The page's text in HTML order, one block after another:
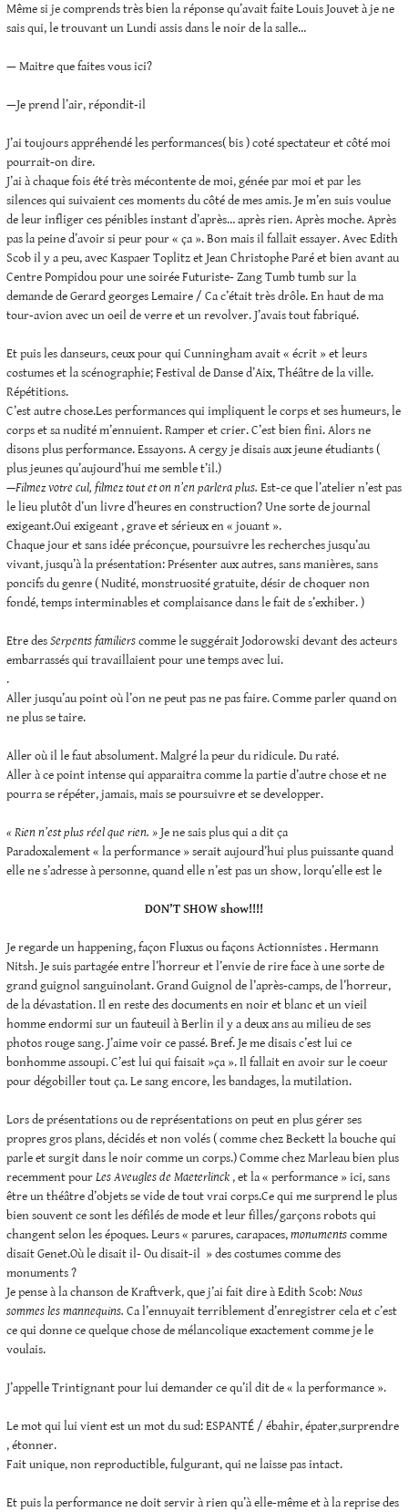
Même si je comprends très bien la réponse qu’avait faite Louis Jouvet à je ne
sais qui, le trouvant un Lundi assis dans le noir de la salle…
— Maitre que faites vous ici?
—Je prend l’air, répondit-il
J’ai toujours appréhendé les performances( bis ) coté spectateur et côté moi
pourrait-on dire.
J’ai à chaque fois été très mécontente de moi, génée par moi et par les
silences qui suivaient ces moments du côté de mes amis. Je m’en suis voulue
de leur infliger ces pénibles instant d’après… après rien. Après moche. Après
pas la peine d’avoir si peur pour « ça ». Bon mais il fallait essayer. Avec Edith
Scob il y a peu, avec Kaspaer Toplitz et Jean Christophe Paré et bien avant au
Centre Pompidou pour une soirée Futuriste- Zang Tumb tumb sur la
demande de Gerard georges Lemaire / Ca c’était très drôle. En haut de ma
tour-avion avec un oeil de verre et un revolver. J’avais tout fabriqué.
Et puis les danseurs, ceux pour qui Cunningham avait « écrit » et leurs
costumes et la scénographie; Festival de Danse d’Aix, Théâtre de la ville.
Répétitions.
C’est autre chose.Les performances qui impliquent le corps et ses humeurs, le
corps et sa nudité m’ennuient. Ramper et crier. C’est bien fini. Alors ne
disons plus performance. Essayons. A cergy je disais aux jeune étudiants (
plus jeunes qu’aujourd’hui me semble t’il.)
—Filmez votre cul, filmez tout et on n’en parlera plus. Est-ce que l’atelier n’est pas
le lieu plutôt d’un livre d’heures en construction? Une sorte de journal
exigeant.Oui exigeant , grave et sérieux en « jouant ».
Chaque jour et sans idée préconçue, poursuivre les recherches jusqu’au
vivant, jusqu’à la présentation: Présenter aux autres, sans manières, sans
poncifs du genre ( Nudité, monstruosité gratuite, désir de choquer non
fondé, temps interminables et complaisance dans le fait de s’exhiber. )
Etre desSerpents familierscomme le suggérait Jodorowski devant des acteurs
embarrassés qui travaillaient pour une temps avec lui.
.
Aller jusqu’au point où l’on ne peut pas ne pas faire. Comme parler quand on
ne plus se taire.
Aller où il le faut absolument. Malgré la peur du ridicule. Du raté.
Aller à ce point intense qui apparaitra comme la partie d’autre chose et ne
pourra se répéter, jamais, mais se poursuivre et se developper.
« Rien n’est plus réel que rien. »Je ne sais plus qui a dit ça
Paradoxalement « la performance » serait aujourd’hui plus puissante quand
elle ne s’adresse à personne, quand elle n’est pas un show, lorqu’elle est le
DON’T SHOW show!!!!
Je regarde un happening, façon Fluxus ou façons Actionnistes . Hermann
Nitsh. Je suis partagée entre l’horreur et l’envie de rire face à une sorte de
grand guignol sanguinolant. Grand Guignol de l’après-camps, de l’horreur,
de la dévastation. Il en reste des documents en noir et blanc et un vieil
homme endormi sur un fauteuil à Berlin il y a deux ans au milieu de ses
photos rouge sang. J’aime voir ce passé. Bref. Je me disais c’est lui ce
bonhomme assoupi. C’est lui qui faisait »ça ». Il fallait en avoir sur le coeur
pour dégobiller tout ça. Le sang encore, les bandages, la mutilation.
Lors de présentations ou de représentations on peut en plus gérer ses
propres gros plans, décidés et non volés ( comme chez Beckett la bouche qui
parle et surgit dans le noir comme un corps.) Comme chez Marleau bien plus
recemment pourLes Aveugles de Maeterlinck, et la « performance » ici, sans
être un théâtre d’objets se vide de tout vrai corps.Ce qui me surprend le plus
bien souvent ce sont les défilés de mode et leur filles/garçons robots qui
changent selon les époques. Leurs « parures, carapaces,monumentscomme
disait Genet.Où le disait il- Ou disait-il » des costumes comme des
monuments ?
Je pense à la chanson de Kraftverk, que j’ai fait dire à Edith Scob:Nous
sommes les mannequins. Ca l’ennuyait terriblement d’enregistrer cela et c’est
ce qui donne ce quelque chose de mélancolique exactement comme je le
voulais.
J’appelle Trintignant pour lui demander ce qu’il dit de « la performance ».
Le mot qui lui vient est un mot du sud: ESPANTÉ / ébahir, épater,surprendre
, étonner.
Fait unique, non reproductible, fulgurant, qui ne laisse pas intact.
Et puis la performance ne doit servir à rien qu’à elle-même et à la reprise des